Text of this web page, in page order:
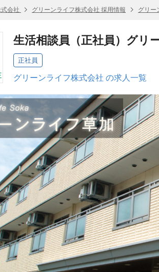
会社 グリーンライフ株式会社 採用情報 グリー
生活相談員（正社員）グリ
正社員
グリーンライフ株式会社 の求人一覧